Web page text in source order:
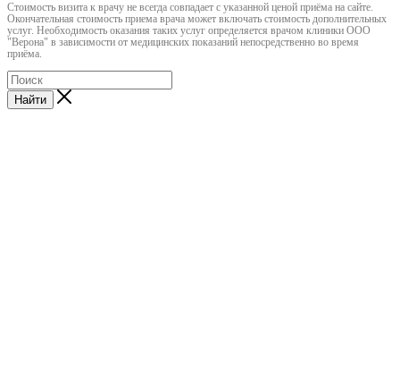
Cтоимость визита к врачу не всегда совпадает с указанной ценой приёма на сайте.
Окончательная стоимость приема врача может включать стоимость дополнительных
услуг. Необходимость оказания таких услуг определяется врачом клиники ООО
"Верона" в зависимости от медицинских показаний непосредственно во время
приёма.
Найти